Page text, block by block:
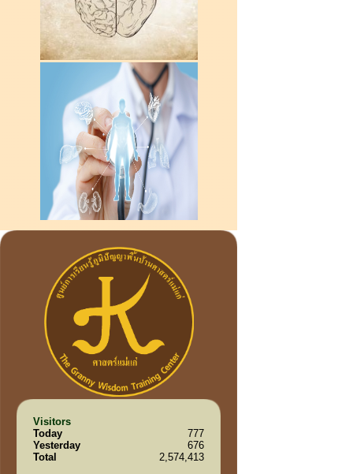
Visitors
Today
777
Yesterday
676
Total
2,574,413